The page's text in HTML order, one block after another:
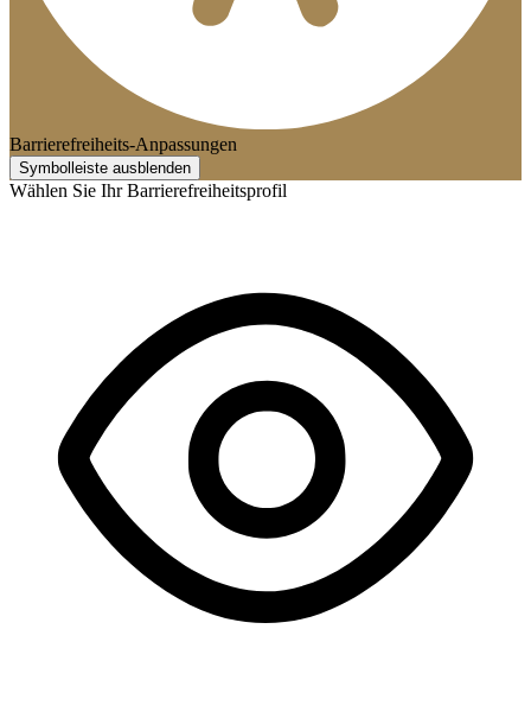
Barrierefreiheits-Anpassungen
Symbolleiste ausblenden
Wählen Sie Ihr Barrierefreiheitsprofil